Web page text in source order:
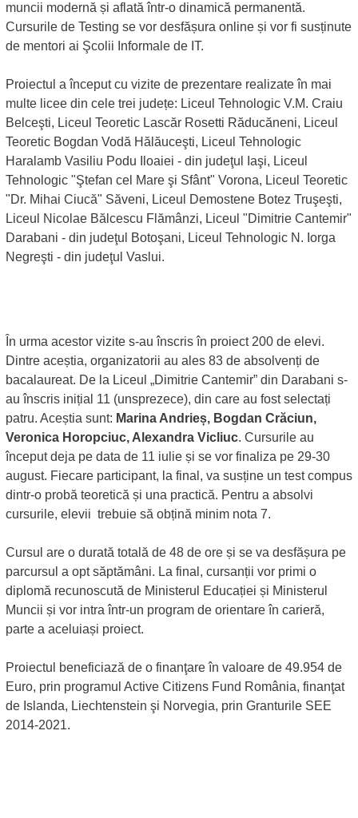
muncii modernă și aflată într-o dinamică permanentă.
Cursurile de Testing se vor desfășura online și vor fi susținute
de mentori ai Şcolii Informale de IT.
Proiectul a început cu vizite de prezentare realizate în mai
multe licee din cele trei județe: Liceul Tehnologic V.M. Craiu
Belceşti, Liceul Teoretic Lascăr Rosetti Răducăneni, Liceul
Teoretic Bogdan Vodă Hălăuceşti, Liceul Tehnologic
Haralamb Vasiliu Podu Iloaiei - din judeţul Iaşi, Liceul
Tehnologic "Ştefan cel Mare şi Sfânt" Vorona, Liceul Teoretic
"Dr. Mihai Ciucă" Săveni, Liceul Demostene Botez Truşeşti,
Liceul Nicolae Bălcescu Flămânzi, Liceul "Dimitrie Cantemir"
Darabani - din judeţul Botoşani, Liceul Tehnologic N. Iorga
Negreşti - din judeţul Vaslui.
În urma acestor vizite s-au înscris în proiect 200 de elevi.
Dintre aceștia, organizatorii au ales 83 de absolvenți de
bacalaureat. De la Liceul „Dimitrie Cantemir” din Darabani s-
au înscris inițial 11 (unsprezece), din care au fost selectați
patru. Aceștia sunt: Marina Andrieș, Bogdan Crăciun,
Veronica Horopciuc, Alexandra Vicliuc. Cursurile au
început deja pe data de 11 iulie și se vor finaliza pe 29-30
august. Fiecare participant, la final, va susține un test compus
dintr-o probă teoretică și una practică. Pentru a absolvi
cursurile, elevii trebuie să obțină minim nota 7.
Cursul are o durată totală de 48 de ore și se va desfășura pe
parcursul a opt săptămâni. La final, cursanții vor primi o
diplomă recunoscută de Ministerul Educației și Ministerul
Muncii și vor intra într-un program de orientare în carieră,
parte a aceluiași proiect.
Proiectul beneficiază de o finanţare în valoare de 49.954 de
Euro, prin programul Active Citizens Fund România, finanţat
de Islanda, Liechtenstein şi Norvegia, prin Granturile SEE
2014-2021.